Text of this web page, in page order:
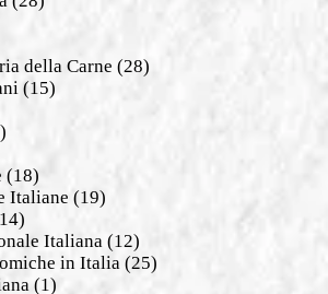
della Carne (28)
(15)
(18)
Italiane (19)
Italiana (12)
in Italia (25)
(1)